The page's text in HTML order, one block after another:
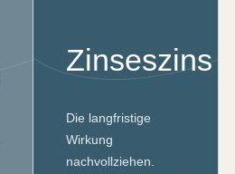
Zinseszins
Die langfristige
Wirkung
nachvollziehen.